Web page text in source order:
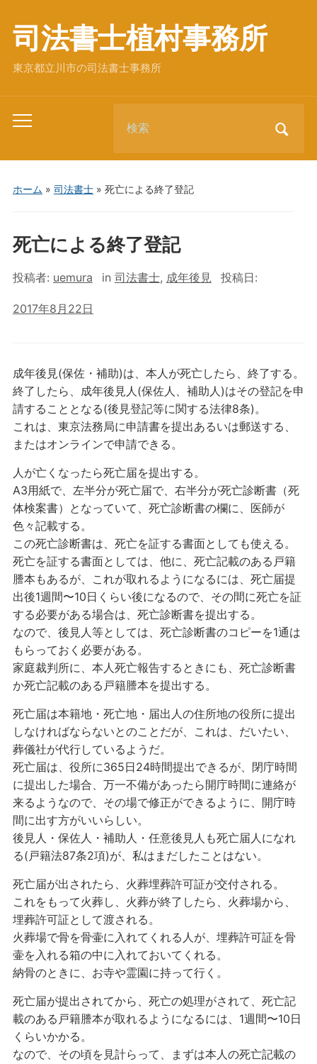
司法書士植村事務所
東京都立川市の司法書士事務所
Toggle
menu
for:
ホーム » 司法書士» 死亡による終了登記
死亡による終了登記
投稿者: uemura in 司法書士, 成年後見 投稿日:
2017年8月22日
成年後見(保佐・補助)は、本人が死亡したら、終了する。
終了したら、成年後見人(保佐人、補助人)はその登記を申
請することとなる(後見登記等に関する法律8条)。
これは、東京法務局に申請書を提出あるいは郵送する、
またはオンラインで申請できる。
人が亡くなったら死亡届を提出する。
A3用紙で、左半分が死亡届で、右半分が死亡診断書（死
体検案書）となっていて、死亡診断書の欄に、医師が
色々記載する。
この死亡診断書は、死亡を証する書面としても使える。
死亡を証する書面としては、他に、死亡記載のある戸籍
謄本もあるが、これが取れるようになるには、死亡届提
出後1週間〜10日くらい後になるので、その間に死亡を証
する必要がある場合は、死亡診断書を提出する。
なので、後見人等としては、死亡診断書のコピーを1通は
もらっておく必要がある。
家庭裁判所に、本人死亡報告するときにも、死亡診断書
か死亡記載のある戸籍謄本を提出する。
死亡届は本籍地・死亡地・届出人の住所地の役所に提出
しなければならないとのことだが、これは、だいたい、
葬儀社が代行しているようだ。
死亡届は、役所に365日24時間提出できるが、閉庁時間
に提出した場合、万一不備があったら開庁時間に連絡が
来るようなので、その場で修正ができるように、開庁時
間に出す方がいいらしい。
後見人・保佐人・補助人・任意後見人も死亡届人になれ
る(戸籍法87条2項)が、私はまだしたことはない。
死亡届が出されたら、火葬埋葬許可証が交付される。
これをもって火葬し、火葬が終了したら、火葬場から、
埋葬許可証として渡される。
火葬場で骨を骨壷に入れてくれる人が、埋葬許可証を骨
壷を入れる箱の中に入れておいてくれる。
納骨のときに、お寺や霊園に持って行く。
死亡届が提出されてから、死亡の処理がされて、死亡記
載のある戸籍謄本が取れるようになるには、1週間〜10日
くらいかかる。
なので、その頃を見計らって、まずは本人の死亡記載の